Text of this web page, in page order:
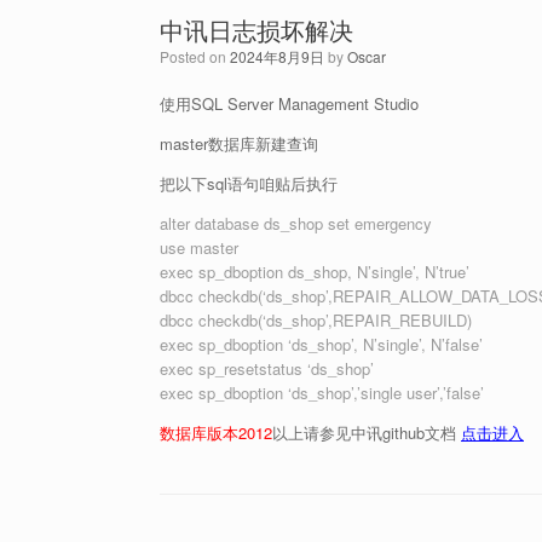
中讯日志损坏解决
Posted on 2024年8月9日 byOscar
使用SQL Server Management Studio
master数据库新建查询
把以下sql语句咱贴后执行
alter database ds_shop set emergency
use master
exec sp_dboption ds_shop, N’single’, N’true’
dbcc
dbcc checkdb(‘ds_shop’,REPAIR_REBUILD)
exec sp_dboption ‘ds_shop’, N’single’, N’false’
exec sp_resetstatus ‘ds_shop’
exec sp_dboption ‘ds_shop’,’single user’,’false’
数据库版本2012以上请参见中讯github文档 点击进入